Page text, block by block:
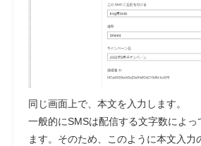
同じ画面上で、本文を入力します。
一般的にSMSは配信する文字数によっ
ます。そのため、このように本文入力